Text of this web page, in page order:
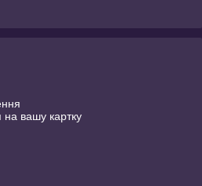
на вашу картку